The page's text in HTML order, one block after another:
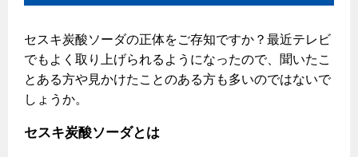
ガスを安全にお使いいただくために
安全対策
古くなったガス管の交換のおすすめ
リビング
ガスファンヒーター
ガス温水床暖房・ルームヒーター
セスキ炭酸ソーダの正体をご存知ですか？最近テレビ
でもよく取り上げられるようになったので、聞いたこ
とある方や見かけたことのある方も多いのではないで
しょうか。
セスキ炭酸ソーダとは